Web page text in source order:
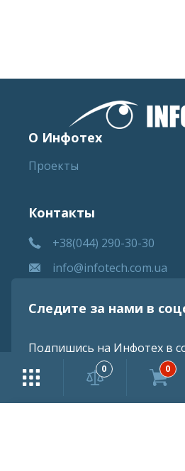
0 0
О Инфотех
Проекты
Контакты
+38(044) 290-30-30
info@infotech.com.ua
Следите за нами в
Подпишись на Инфотех в
знать обо всех обновлениях